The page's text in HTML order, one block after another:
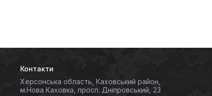
Контакти
Херсонська область, Каховський район,
м.Нова Каховка, просп. Дніпровський, 23